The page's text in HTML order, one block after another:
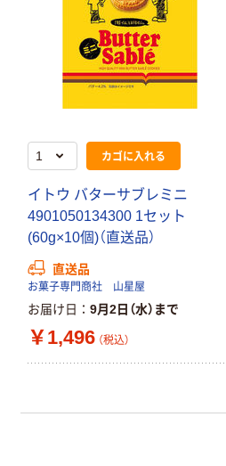
カゴに入れる
イトウ バターサブレミニ
4901050134300 1セット
(60g×10個)（直送品）
直送品
お菓子専門商社 山星屋
お届け日 9月2日（水）まで
￥1,496 （税込）